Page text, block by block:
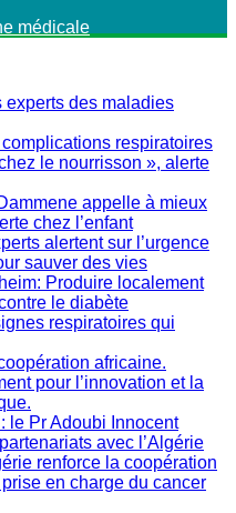
médicale
des maladies
respiratoires
le nourrisson », alerte
appelle à mieux
chez l’enfant
alertent sur l’urgence
sauver des vies
Produire localement
le diabète
respiratoires qui
africaine.
pour l’innovation et la
le Pr Adoubi Innocent
avec l’Algérie
renforce la coopération
en charge du cancer